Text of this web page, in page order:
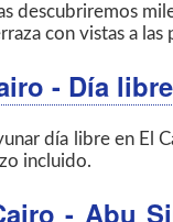
descubriremos
con vistas a
- Día
día libre en El
incluido.
- Abu